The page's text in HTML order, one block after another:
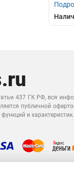
437 ГК РФ, вся
публичной
и характеристик.